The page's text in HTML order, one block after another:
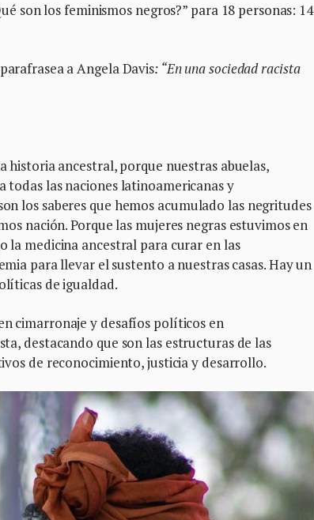
son los feminismos negros?” para 18 personas: 14
a Angela Davis: “En una sociedad racista
historia ancestral, porque nuestras abuelas,
las naciones latinoamericanas y
los saberes que hemos acumulado las negritudes
nación. Porque las mujeres negras estuvimos en
la medicina ancestral para curar en las
para llevar el sustento a nuestras casas. Hay un
de igualdad.
cimarronaje y desafíos políticos en
destacando que son las estructuras de las
de reconocimiento, justicia y desarrollo.